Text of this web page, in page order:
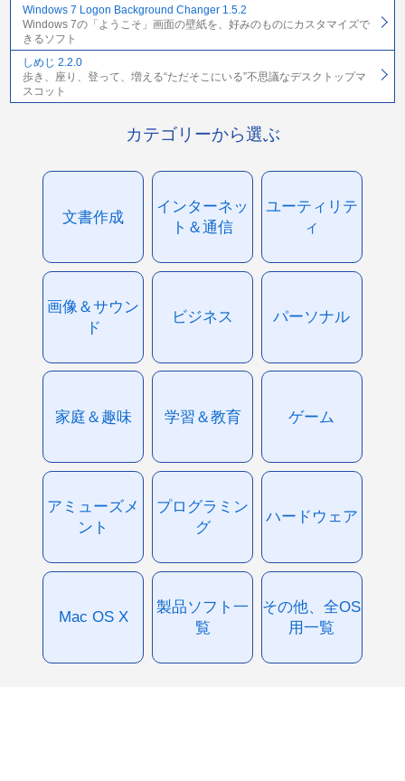
Windows 7 Logon Background Changer 1.5.2
Windows 7の「ようこそ」画面の壁紙を、好みのものにカスタマイズで
きるソフト
しめじ 2.2.0
歩き、座り、登って、増える“ただそこにいる”不思議なデスクトップマ
スコット
カテゴリーから選ぶ
文書作成
インターネッ
ト＆通信
ユーティリテ
ィ
画像＆サウン
ド
ビジネス パーソナル
家庭＆趣味 学習＆教育 ゲーム
アミューズメ
ント
プログラミン
グ
ハードウェア
Mac OS X
製品ソフト一
覧
その他、全OS
用一覧